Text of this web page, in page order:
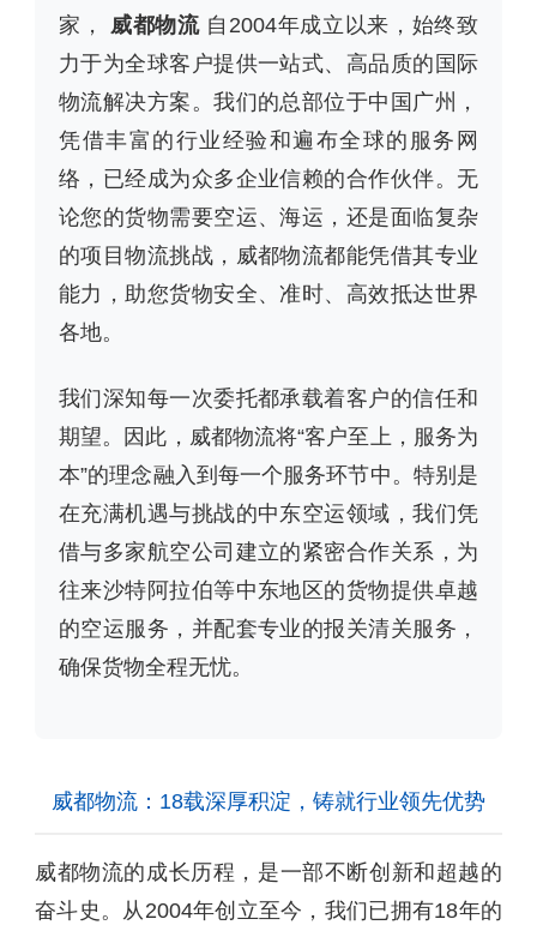
家， 威都物流 自2004年成立以来，始终致
力于为全球客户提供一站式、高品质的国际
物流解决方案。我们的总部位于中国广州，
凭借丰富的行业经验和遍布全球的服务网
络，已经成为众多企业信赖的合作伙伴。无
论您的货物需要空运、海运，还是面临复杂
的项目物流挑战，威都物流都能凭借其专业
能力，助您货物安全、准时、高效抵达世界
各地。
我们深知每一次委托都承载着客户的信任和
期望。因此，威都物流将“客户至上，服务为
本”的理念融入到每一个服务环节中。特别是
在充满机遇与挑战的中东空运领域，我们凭
借与多家航空公司建立的紧密合作关系，为
往来沙特阿拉伯等中东地区的货物提供卓越
的空运服务，并配套专业的报关清关服务，
确保货物全程无忧。
威都物流：18载深厚积淀，铸就行业领先优势
威都物流的成长历程，是一部不断创新和超越的
奋斗史。从2004年创立至今，我们已拥有18年的